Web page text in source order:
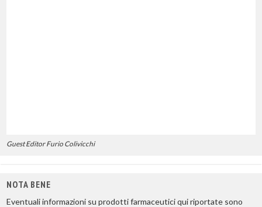
Guest Editor Furio Colivicchi
NOTA BENE
Eventuali informazioni su prodotti farmaceutici qui riportate sono